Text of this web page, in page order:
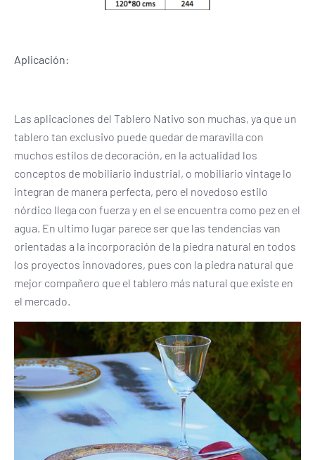
Aplicación:
Las aplicaciones del Tablero Nativo son muchas, ya que un
tablero tan exclusivo puede quedar de maravilla con
muchos estilos de decoración, en la actualidad los
conceptos de mobiliario industrial, o mobiliario vintage lo
integran de manera perfecta, pero el novedoso estilo
nórdico llega con fuerza y en el se encuentra como pez en el
agua. En ultimo lugar parece ser que las tendencias van
orientadas a la incorporación de la piedra natural en todos
los proyectos innovadores, pues con la piedra natural que
mejor compañero que el tablero más natural que existe en
el mercado.